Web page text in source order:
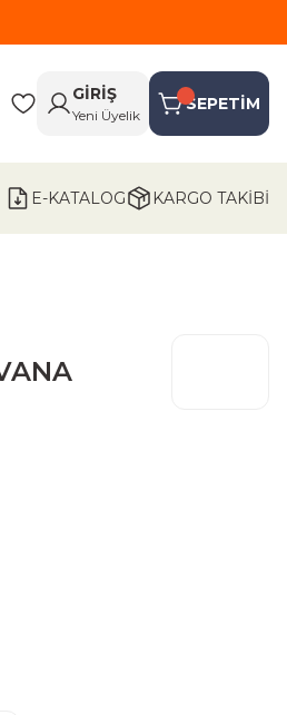
GİRİŞ
Yeni Üyelik
SEPETİM
E-KATALOG KARGO TAKİBİ